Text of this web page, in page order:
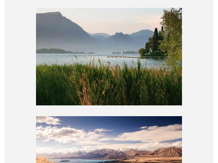
DESERT ART
abstract / outdoor
PERSONAL PICS